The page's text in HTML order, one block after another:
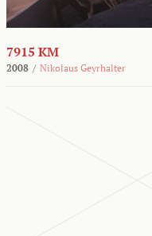
7915 KM
2008 / Nikolaus Geyrhalter